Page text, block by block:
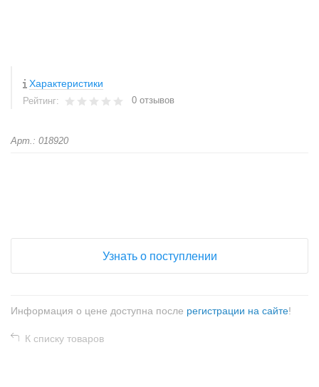
Характеристики
Рейтинг: 0 отзывов
Арт.: 018920
Узнать о поступлении
Информация о цене доступна после регистрации на сайте!
К списку товаров